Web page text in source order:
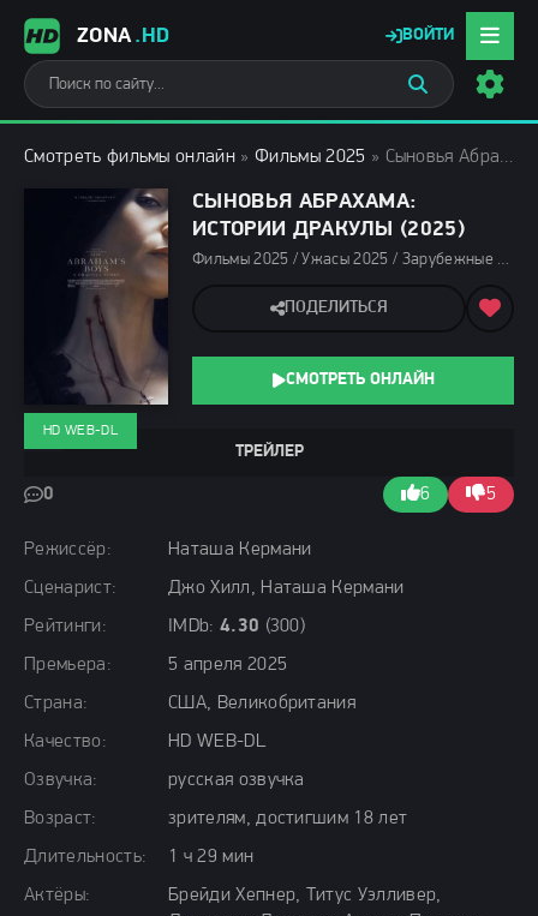
ZONA.HD ВОЙТИ
Смотреть фильмы онлайн » Фильмы 2025 » Сыновья Абрахама: Истории Дракулы (2025)
СЫНОВЬЯ АБРАХАМА:
ИСТОРИИ ДРАКУЛЫ (2025)
Фильмы 2025 / Ужасы 2025 / Зарубежные фильмы 2025 / Фильмы весны 2025 / Новинки кино 2025 / Последние фильмы 2025 / Смотреть фильмы онлайн
Режиссёр:
Наташа Кермани
Сценарист:
Джо Хилл, Наташа Кермани
Рейтинги:
IMDb: 4.30 (300)
Премьера:
5 апреля 2025
Страна:
США, Великобритания
Качество:
HD WEB-DL
Озвучка:
русская озвучка
Возраст:
зрителям, достигшим 18 лет
Длительность:
1 ч 29 мин
Актёры:
Брейди Хепнер, Титус Уэлливер,
ТРЕЙЛЕР
0 6 5
HD WEB-DL
ПОДЕЛИТЬСЯ
СМОТРЕТЬ ОНЛАЙН